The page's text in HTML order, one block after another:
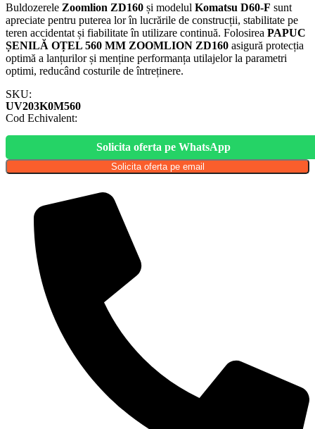
Buldozerele Zoomlion ZD160 și modelul Komatsu D60-F sunt
apreciate pentru puterea lor în lucrările de construcții, stabilitate pe
teren accidentat și fiabilitate în utilizare continuă. Folosirea PAPUC
ȘENILĂ OȚEL 560 MM ZOOMLION ZD160 asigură protecția
optimă a lanțurilor și menține performanța utilajelor la parametri
optimi, reducând costurile de întreținere.
SKU:
UV203K0M560
Cod Echivalent:
Solicita oferta pe WhatsApp
Solicita oferta pe email